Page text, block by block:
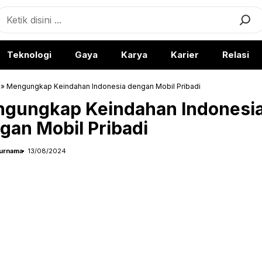
Teknologi Gaya Karya Karier Relasi
» Mengungkap Keindahan Indonesia dengan Mobil Pribadi
Keindahan
Mobil Pribadi
13/08/2024